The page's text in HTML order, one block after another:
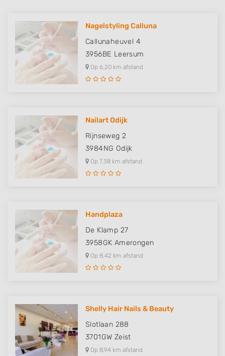
Nagelstyling Calluna
Callunaheuvel 4
3956BE Leersum
Op 6,20 km afstand
Nailart Odijk
Rijnseweg 2
3984NG Odijk
Op 7,38 km afstand
Handplaza
De Klamp 27
3958GK Amerongen
Op 8,42 km afstand
Shelly Hair Nails & Beauty
Slotlaan 288
3701GW Zeist
Op 8,94 km afstand